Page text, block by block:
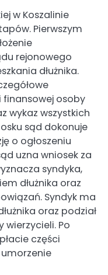
w Koszalinie
Pierwszym
rejonowego
dłużnika.
osoby
wykaz wszystkich
sąd dokonuje
o ogłoszeniu
uzna wniosek za
syndyka,
dłużnika oraz
Syndyk ma
oraz podział
wierzycieli. Po
części
umorzenie